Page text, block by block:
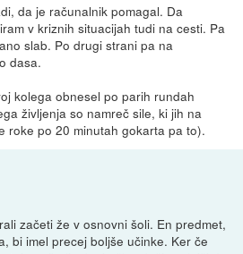
da je računalnik pomagal. Da
v kriznih situacijah tudi na cesti. Pa
slab. Po drugi strani pa na
dasa.
kolega obnesel po parih rundah
življenja so namreč sile, ki jih na
roke po 20 minutah gokarta pa to).
začeti že v osnovni šoli. En predmet,
bi imel precej boljše učinke. Ker če